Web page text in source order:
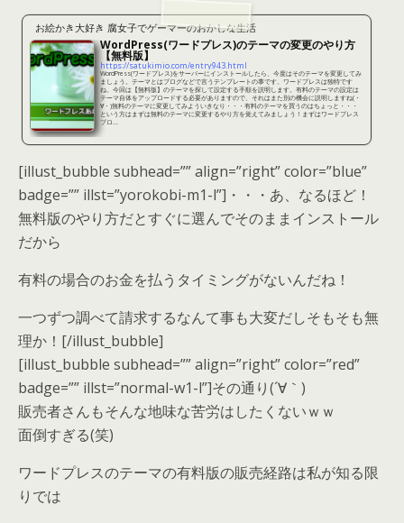
お絵かき大好き 腐女子でゲーマーのおかしな生活
WordPress(ワードプレス)のテーマの変更のやり方
【無料版】
https://satukimio.com/entry943.html
WordPress(ワードプレス)をサーバーにインストールしたら、今度はそのテーマを変更してみ
ましょう。テーマとはブログなどで言うテンプレートの事です。ワードプレスは独特です
ね。今回は【無料版】のテーマを探して設定する手順を説明します。有料のテーマの設定は
テーマ自体をアップロードする必要がありますので、それはまた別の機会に説明しますね(・
∀・)無料のテーマに変更してみよういきなり・・・有料のテーマを買うのはちょっと・・・
という方はまずは無料のテーマに変更するやり方を覚えてみましょう！まずはワードプレス
ブロ...
[illust_bubble subhead=”” align=”right” color=”blue”
badge=”” illst=”yorokobi-m1-l”]・・・あ、なるほど！
無料版のやり方だとすぐに選んでそのままインストール
だから
有料の場合のお金を払うタイミングがないんだね！
一つずつ調べて請求するなんて事も大変だしそもそも無
理か！[/illust_bubble]
[illust_bubble subhead=”” align=”right” color=”red”
badge=”” illst=”normal-w1-l”]その通り(´∀｀)
販売者さんもそんな地味な苦労はしたくないｗｗ
面倒すぎる(笑)
ワードプレスのテーマの有料版の販売経路は私が知る限
りでは